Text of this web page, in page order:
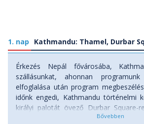
Jelentkezésed a Mera Peak
felsorolt feltételek
visszaigazolást megküldte!
Javasolt akklimatizációs túrák
mászás előtt: Vallunaraju
Ararát.
1. nap Kathmandu: Thamel, Durbar
Érkezés Nepál fővárosába,
szállásunkat, ahonnan
elfoglalása után program
időnk engedi, Kathmandu történelmi
királyi palotát övező Durbar Square-
megszerezzük első benyomásainkat